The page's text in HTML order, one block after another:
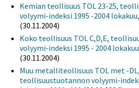
Kemian teollisuus TOL 23-25,
volyymi-indeksi 1995 -2004
(30.11.2004)
Koko teollisuus TOL C,D,E,
volyymi-indeksi 1995 - 2004
(30.11.2004)
Muu metalliteollisuus TOL met -DL,
teollisuustuotannon volyymi-